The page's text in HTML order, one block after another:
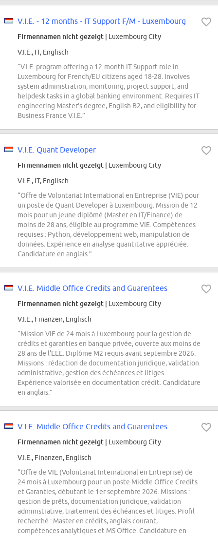
V.I.E. - 12 months - IT Support F/M - Luxembourg
Firmennamen nicht gezeigt | Luxembourg City
V.I.E., IT, Englisch
“V.I.E. program offering a 12-month IT Support role in
Luxembourg for French/EU citizens aged 18-28. Involves
system administration, monitoring, project support, and
helpdesk tasks in a global banking environment. Requires IT
engineering Master's degree, English B2, and eligibility for
Business France V.I.E.”
V.I.E. Quant Developer
Firmennamen nicht gezeigt | Luxembourg City
V.I.E., IT, Englisch
“Offre de Volontariat International en Entreprise (VIE) pour
un poste de Quant Developer à Luxembourg. Mission de 12
mois pour un jeune diplômé (Master en IT/Finance) de
moins de 28 ans, éligible au programme VIE. Compétences
requises : Python, développement web, manipulation de
données. Expérience en analyse quantitative appréciée.
Candidature en anglais.”
V.I.E. Middle Office Credits and Guarentees
Firmennamen nicht gezeigt | Luxembourg City
V.I.E., Finanzen, Englisch
“Mission VIE de 24 mois à Luxembourg pour la gestion de
crédits et garanties en banque privée, ouverte aux moins de
28 ans de l'EEE. Diplôme M2 requis avant septembre 2026.
Missions : rédaction de documentation juridique, validation
administrative, gestion des échéances et litiges.
Expérience valorisée en documentation crédit. Candidature
en anglais.”
V.I.E. Middle Office Credits and Guarentees
Firmennamen nicht gezeigt | Luxembourg City
V.I.E., Finanzen, Englisch
“Offre de VIE (Volontariat International en Entreprise) de
24 mois à Luxembourg pour un poste Middle Office Credits
et Garanties, débutant le 1er septembre 2026. Missions :
gestion de prêts, documentation juridique, validation
administrative, traitement des échéances et litiges. Profil
recherché : Master en crédits, anglais courant,
compétences analytiques et MS Office. Candidature en